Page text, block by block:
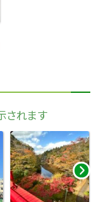
されます